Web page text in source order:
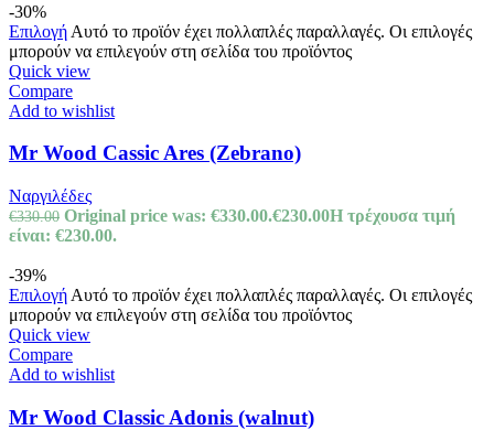
-30%
Επιλογή Αυτό το προϊόν έχει πολλαπλές παραλλαγές. Οι επιλογές
μπορούν να επιλεγούν στη σελίδα του προϊόντος
Quick view
Compare
Add to wishlist
Mr Wood Cassic Ares (Zebrano)
Ναργιλέδες
€330.00 Original price was: €330.00.€230.00Η τρέχουσα τιμή
είναι: €230.00.
-39%
Επιλογή Αυτό το προϊόν έχει πολλαπλές παραλλαγές. Οι επιλογές
μπορούν να επιλεγούν στη σελίδα του προϊόντος
Quick view
Compare
Add to wishlist
Mr Wood Classic Adonis (walnut)